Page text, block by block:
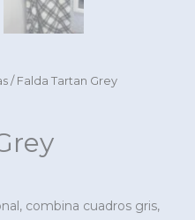
/ Falda Tartan Grey
combina cuadros gris,